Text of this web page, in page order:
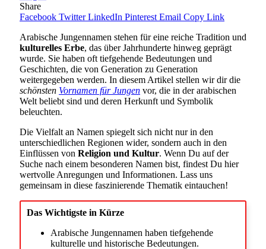
Share
Facebook Twitter LinkedIn Pinterest Email Copy Link
Arabische Jungennamen stehen für eine reiche Tradition und
kulturelles Erbe, das über Jahrhunderte hinweg geprägt
wurde. Sie haben oft tiefgehende Bedeutungen und
Geschichten, die von Generation zu Generation
weitergegeben werden. In diesem Artikel stellen wir dir die
schönsten Vornamen für Jungen vor, die in der arabischen
Welt beliebt sind und deren Herkunft und Symbolik
beleuchten.
Die Vielfalt an Namen spiegelt sich nicht nur in den
unterschiedlichen Regionen wider, sondern auch in den
Einflüssen von Religion und Kultur. Wenn Du auf der
Suche nach einem besonderen Namen bist, findest Du hier
wertvolle Anregungen und Informationen. Lass uns
gemeinsam in diese faszinierende Thematik eintauchen!
Das Wichtigste in Kürze
Arabische Jungennamen haben tiefgehende
kulturelle und historische Bedeutungen.